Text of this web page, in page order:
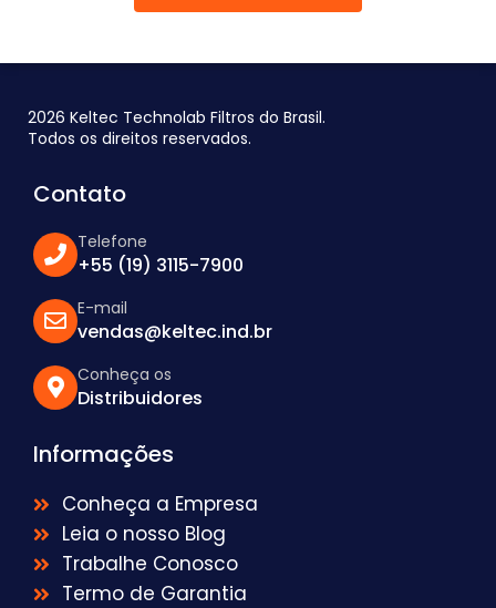
2026 Keltec Technolab Filtros do Brasil.
Todos os direitos reservados.
Contato
Telefone
+55 (19) 3115-7900
E-mail
vendas@keltec.ind.br
Conheça os
Distribuidores
Informações
Conheça a Empresa
Leia o nosso Blog
Trabalhe Conosco
Termo de Garantia